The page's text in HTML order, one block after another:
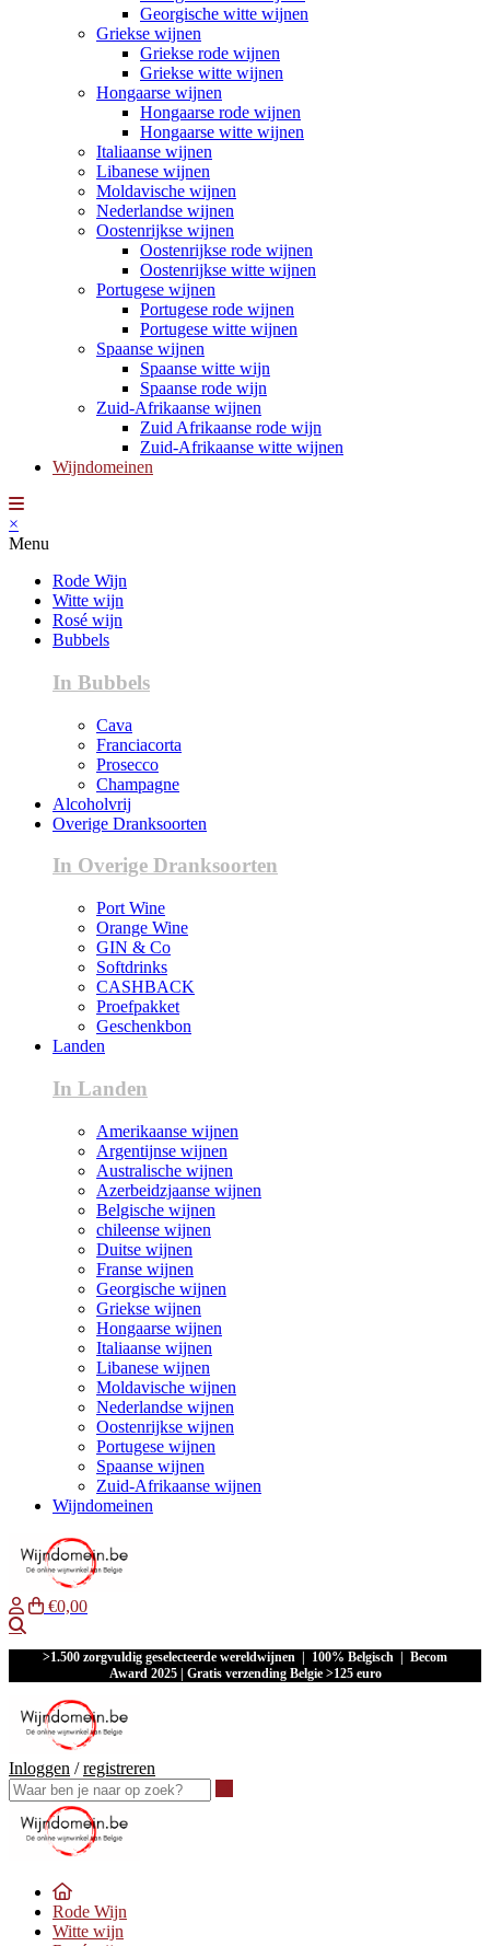
Georgische witte wijnen
Griekse wijnen
Griekse rode wijnen
Griekse witte wijnen
Hongaarse wijnen
Hongaarse rode wijnen
Hongaarse witte wijnen
Italiaanse wijnen
Libanese wijnen
Moldavische wijnen
Nederlandse wijnen
Oostenrijkse wijnen
Oostenrijkse rode wijnen
Oostenrijkse witte wijnen
Portugese wijnen
Portugese rode wijnen
Portugese witte wijnen
Spaanse wijnen
Spaanse witte wijn
Spaanse rode wijn
Zuid-Afrikaanse wijnen
Zuid Afrikaanse rode wijn
Zuid-Afrikaanse witte wijnen
Wijndomeinen
×
Menu
Rode Wijn
Witte wijn
Rosé wijn
Bubbels
In Bubbels
Cava
Franciacorta
Prosecco
Champagne
Alcoholvrij
Overige Dranksoorten
In Overige Dranksoorten
Port Wine
Orange Wine
GIN & Co
Softdrinks
CASHBACK
Proefpakket
Geschenkbon
Landen
In Landen
Amerikaanse wijnen
Argentijnse wijnen
Australische wijnen
Azerbeidzjaanse wijnen
Belgische wijnen
chileense wijnen
Duitse wijnen
Franse wijnen
Georgische wijnen
Griekse wijnen
Hongaarse wijnen
Italiaanse wijnen
Libanese wijnen
Moldavische wijnen
Nederlandse wijnen
Oostenrijkse wijnen
Portugese wijnen
Spaanse wijnen
Zuid-Afrikaanse wijnen
Wijndomeinen
€0,00
>1.500 zorgvuldig geselecteerde wereldwijnen | 100% Belgisch | Becom
Award 2025 | Gratis verzending Belgie >125 euro
Inloggen /registreren
Rode Wijn
Witte wijn